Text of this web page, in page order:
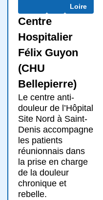
Loire
Centre
Hospitalier
Félix Guyon
(CHU
Bellepierre)
Le centre anti-
douleur de l’Hôpital
Site Nord à Saint-
Denis accompagne
les patients
réunionnais dans
la prise en charge
de la douleur
chronique et
rebelle.